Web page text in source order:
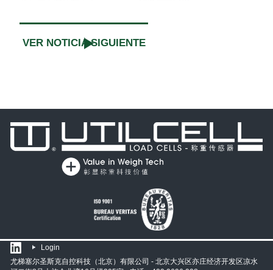
VER NOTICIA SIGUIENTE
Login
尤梯塞尔圣斯克自控科技（北京）有限公司 - 北京大兴区亦庄经济开发区凉水